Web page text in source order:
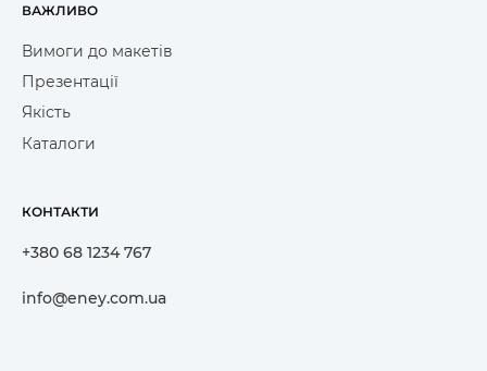
ВАЖЛИВО
Вимоги до макетів
Презентації
Якість
Каталоги
КОНТАКТИ
+380 68 1234 767
info@eney.com.ua